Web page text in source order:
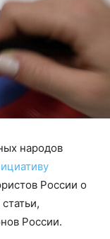
народов
России о
России.